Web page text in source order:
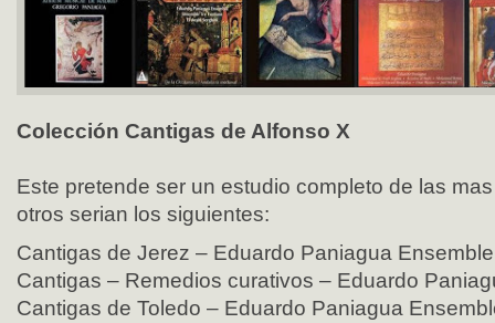
Colección Cantigas de Alfonso X
Este pretende ser un estudio completo de las
otros serian los siguientes:
Cantigas de Jerez – Eduardo Paniagua Ensemble
Cantigas – Remedios curativos – Eduardo
Cantigas de Toledo – Eduardo Paniagua